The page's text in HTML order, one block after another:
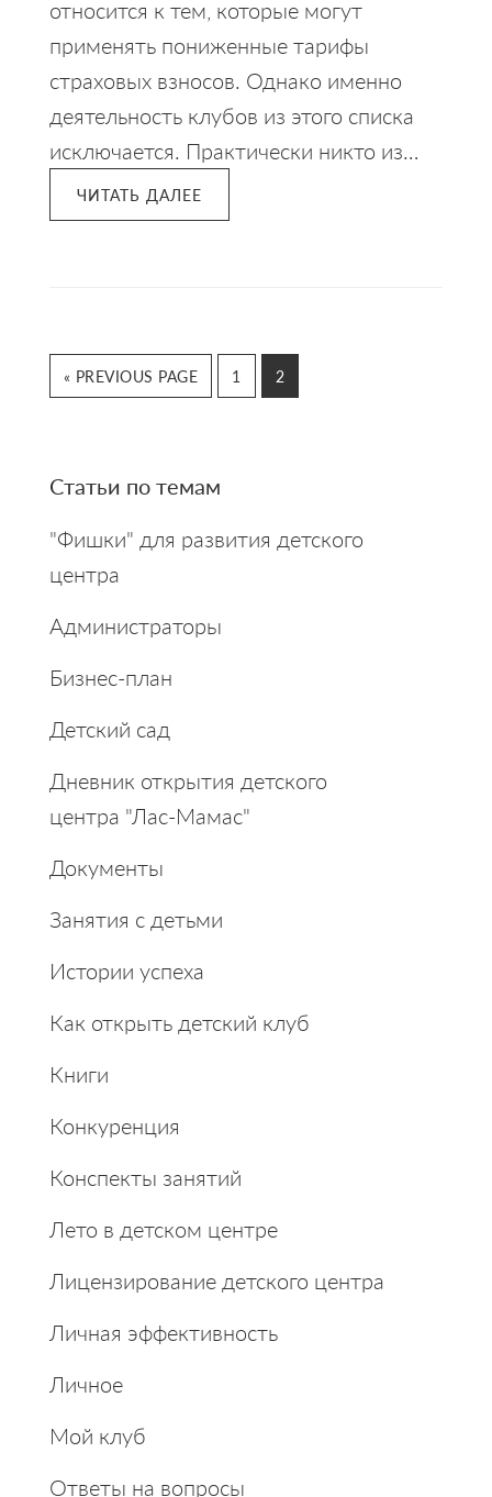
относится к тем, которые могут
применять пониженные тарифы
страховых взносов. Однако именно
деятельность клубов из этого списка
исключается. Практически никто из…
ЧИТАТЬ ДАЛЕЕ
« GO
TO
PREVIOUS PAGE
GO
TO
1
GO
TO
2
Primary
Sidebar
Статьи по темам
"Фишки" для развития детского
центра
Администраторы
Бизнес-план
Детский сад
Дневник открытия детского
центра "Лас-Мамас"
Документы
Занятия с детьми
Истории успеха
Как открыть детский клуб
Книги
Конкуренция
Конспекты занятий
Лето в детском центре
Лицензирование детского центра
Личная эффективность
Личное
Мой клуб
Ответы на вопросы